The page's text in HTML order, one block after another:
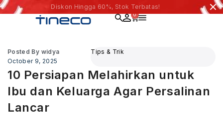
Diskon Hingga 60%, Stok Terbatas!
0
Posted By widya
October 9, 2025
Tips & Trik
10 Persiapan Melahirkan untuk
Ibu dan Keluarga Agar Persalinan
Lancar